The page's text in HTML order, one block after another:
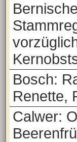
Bosch:
Renette,
Calwer: